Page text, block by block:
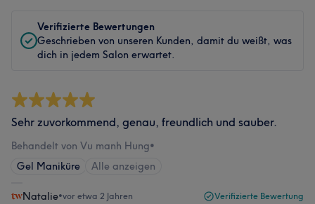
Verifizierte Bewertungen
Geschrieben von unseren Kunden, damit du weißt, was
dich in jedem Salon erwartet.
Sehr zuvorkommend, genau, freundlich und sauber.
Behandelt von Vu manh Hung•
Gel Maniküre
Alle anzeigen
Natalie•vor etwa 2 Jahren Verifizierte Bewertung